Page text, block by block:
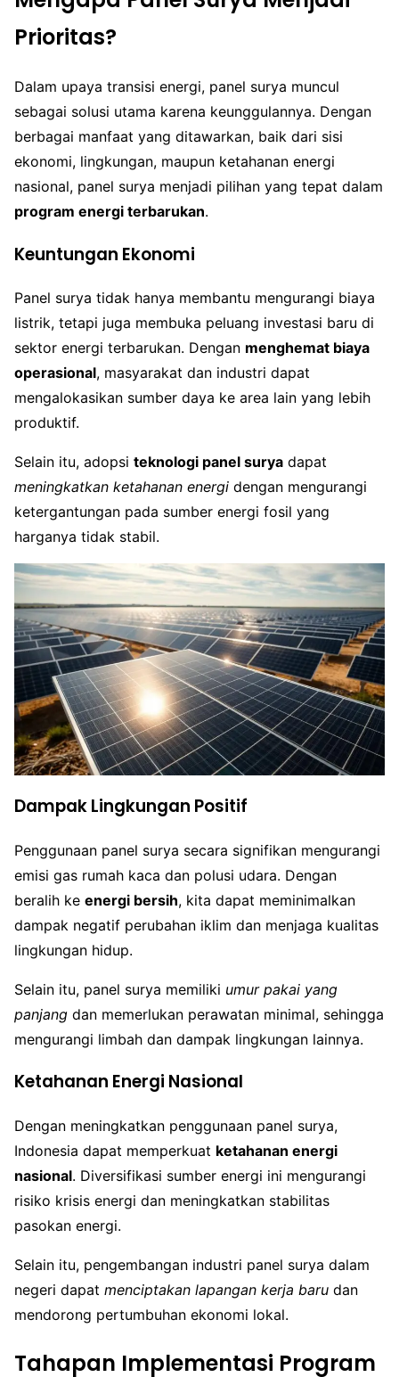
Prioritas?
Dalam upaya transisi energi, panel surya muncul
sebagai solusi utama karena keunggulannya. Dengan
berbagai manfaat yang ditawarkan, baik dari sisi
ekonomi, lingkungan, maupun ketahanan energi
nasional, panel surya menjadi pilihan yang tepat dalam
program energi terbarukan.
Keuntungan Ekonomi
Panel surya tidak hanya membantu mengurangi biaya
listrik, tetapi juga membuka peluang investasi baru di
sektor energi terbarukan. Dengan menghemat biaya
operasional, masyarakat dan industri dapat
mengalokasikan sumber daya ke area lain yang lebih
produktif.
Selain itu, adopsi teknologi panel surya dapat
meningkatkan ketahanan energi dengan mengurangi
ketergantungan pada sumber energi fosil yang
harganya tidak stabil.
Dampak Lingkungan Positif
Penggunaan panel surya secara signifikan mengurangi
emisi gas rumah kaca dan polusi udara. Dengan
beralih ke energi bersih, kita dapat meminimalkan
dampak negatif perubahan iklim dan menjaga kualitas
lingkungan hidup.
Selain itu, panel surya memiliki umur pakai yang
panjang dan memerlukan perawatan minimal, sehingga
mengurangi limbah dan dampak lingkungan lainnya.
Ketahanan Energi Nasional
Dengan meningkatkan penggunaan panel surya,
Indonesia dapat memperkuat ketahanan energi
nasional. Diversifikasi sumber energi ini mengurangi
risiko krisis energi dan meningkatkan stabilitas
pasokan energi.
Selain itu, pengembangan industri panel surya dalam
negeri dapat menciptakan lapangan kerja baru dan
mendorong pertumbuhan ekonomi lokal.
Tahapan Implementasi Program